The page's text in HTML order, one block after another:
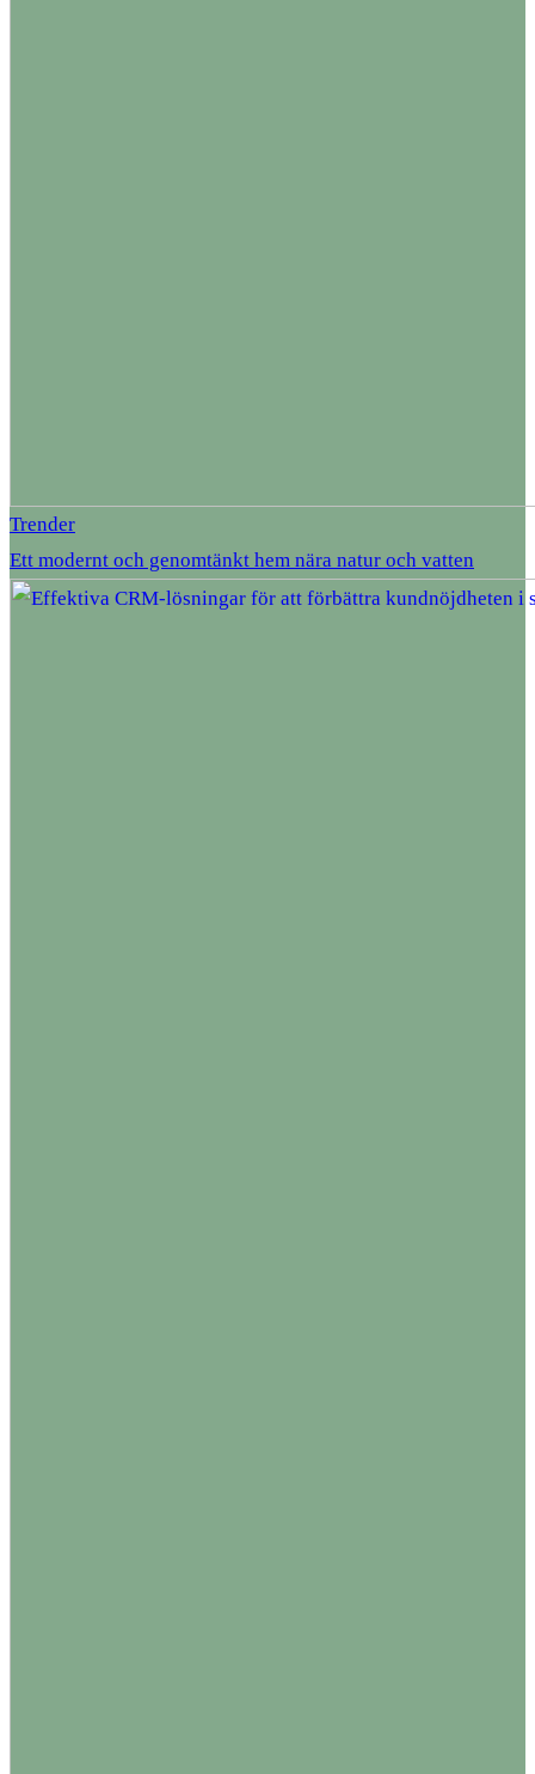
Trender
Ett modernt och genomtänkt hem nära natur och vatten